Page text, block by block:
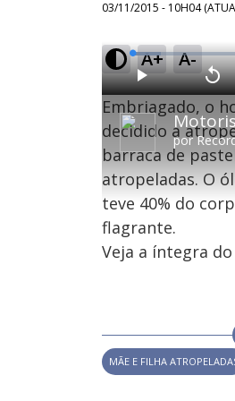
03/11/2015 - 10H04
A+ A-
por
P
l
a
y
V
o
l
t
a
r
1
0
s
g
u
d
L
o
a
d
e
d
.
8
%
Embriagado, o
decidido a
barraca de
atropeladas. O
teve 40% do
flagrante.
Veja a íntegra do
MÃE E FILHA